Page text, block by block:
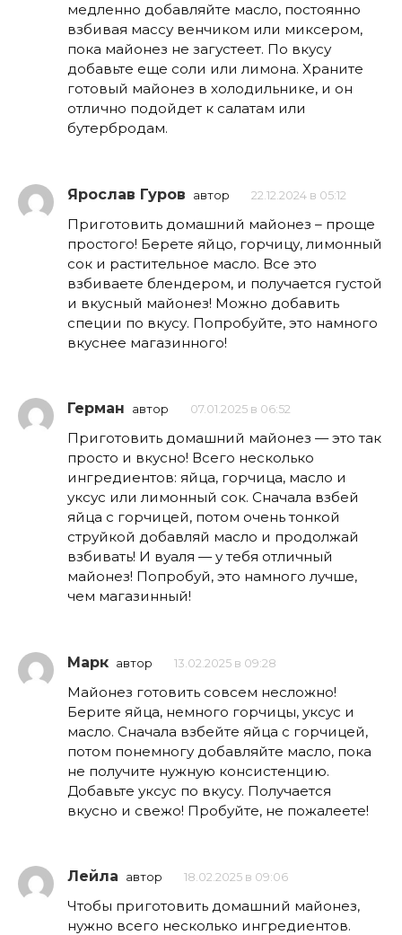
медленно добавляйте масло, постоянно
взбивая массу венчиком или миксером,
пока майонез не загустеет. По вкусу
добавьте еще соли или лимона. Храните
готовый майонез в холодильнике, и он
отлично подойдет к салатам или
бутербродам.
Ярослав Гуров автор 22.12.2024 в 05:12
Приготовить домашний майонез – проще
простого! Берете яйцо, горчицу, лимонный
сок и растительное масло. Все это
взбиваете блендером, и получается густой
и вкусный майонез! Можно добавить
специи по вкусу. Попробуйте, это намного
вкуснее магазинного!
Герман автор 07.01.2025 в 06:52
Приготовить домашний майонез — это так
просто и вкусно! Всего несколько
ингредиентов: яйца, горчица, масло и
уксус или лимонный сок. Сначала взбей
яйца с горчицей, потом очень тонкой
струйкой добавляй масло и продолжай
взбивать! И вуаля — у тебя отличный
майонез! Попробуй, это намного лучше,
чем магазинный!
Марк автор 13.02.2025 в 09:28
Майонез готовить совсем несложно!
Берите яйца, немного горчицы, уксус и
масло. Сначала взбейте яйца с горчицей,
потом понемногу добавляйте масло, пока
не получите нужную консистенцию.
Добавьте уксус по вкусу. Получается
вкусно и свежо! Пробуйте, не пожалеете!
Лейла автор 18.02.2025 в 09:06
Чтобы приготовить домашний майонез,
нужно всего несколько ингредиентов.